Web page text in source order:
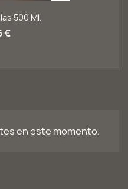
500 Ml.
€
en este momento.